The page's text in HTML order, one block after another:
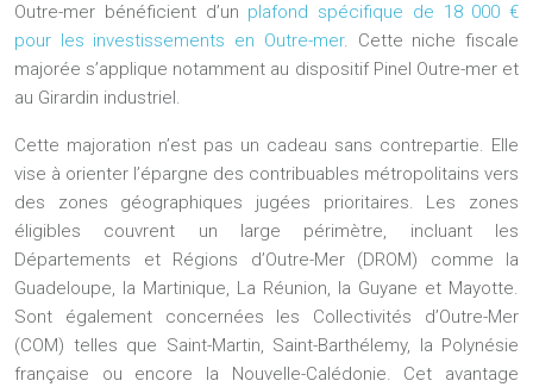
Outre-mer bénéficient d’un plafond spécifique de 18 000 €
pour les investissements en Outre-mer. Cette niche fiscale
majorée s’applique notamment au dispositif Pinel Outre-meret
au Girardin industriel.
Cette majoration n’est pas un cadeau sans contrepartie. Elle
vise à orienter l’épargne des contribuables métropolitains vers
des zones géographiques jugées prioritaires. Les zones
éligibles couvrent un large périmètre, incluant les
Départements et Régions d’Outre-Mer (DROM) comme la
Guadeloupe, la Martinique, La Réunion, la Guyane et Mayotte.
Sont également concernées les Collectivités d’Outre-Mer
(COM) telles que Saint-Martin, Saint-Barthélemy, la Polynésie
française ou encore la Nouvelle-Calédonie. Cet avantage